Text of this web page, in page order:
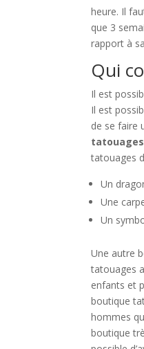
heure. Il
que 3
rapport à
Qui
Il est
Il est
de se faire
tatouages
tatouages
Un
Une
Un
Une autre
tatouages
enfants et
boutique
hommes
boutique